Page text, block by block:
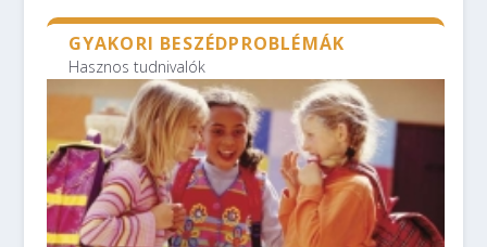
GYAKORI BESZÉDPROBLÉMÁK
Hasznos tudnivalók